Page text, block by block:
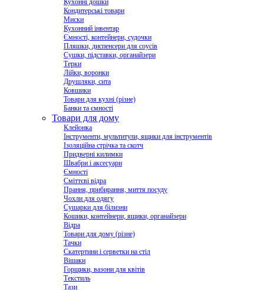
Кухонні дошки
Кондитерські товари
Миски
Кухонний інвентар
Ємності, контейнери, судочки
Пляшки, диспенсери для соусів
Сушки, підставки, органайзери
Терки
Лійки, воронки
Друшляки, сита
Ковшики
Товари для кухні (різне)
Банки та ємності
Товари для дому
Клейонка
Інструменти, мультитули, ящики для інструментів
Ізоляційна стрічка та скотч
Придверні килимки
Швабри і аксесуари
Ємності
Сміттєві відра
Прання, прибирання, миття посуду
Чохли для одягу
Сушарки для білизни
Кошики, контейнери, ящики, органайзери
Відра
Товари для дому (різне)
Тачки
Скатертини і серветки на стіл
Вішаки
Горщики, вазони для квітів
Текстиль
Тази